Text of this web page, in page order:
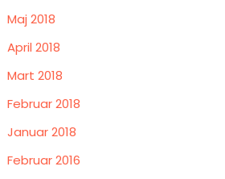
Maj 2018
April 2018
Mart 2018
Februar 2018
Januar 2018
Februar 2016